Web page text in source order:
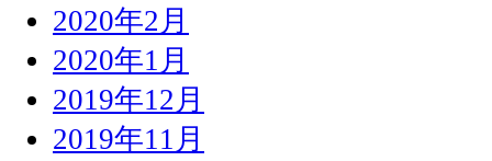
2020年2月
2020年1月
2019年12月
2019年11月